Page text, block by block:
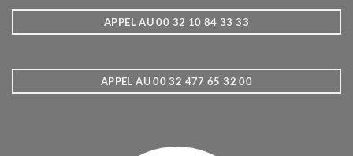
APPEL AU 00 32 10 84 33 33
APPEL AU 00 32 477 65 32 00